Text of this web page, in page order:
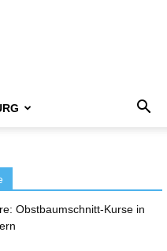
Obstbaumschnitt-Kurse in